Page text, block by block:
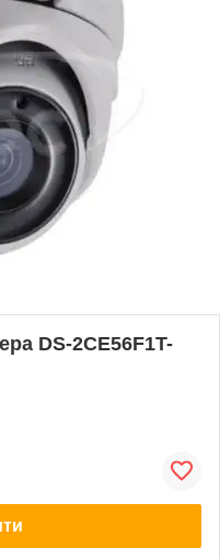
DS-2CE56F1T-